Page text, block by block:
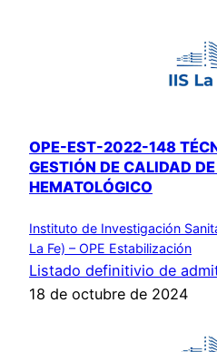
OPE-EST-2022-148
GESTIÓN DE CALIDAD
HEMATOLÓGICO
Instituto de Investigación
La Fe) – OPE Estabilización
Listado definitivio de
18 de octubre de 2024